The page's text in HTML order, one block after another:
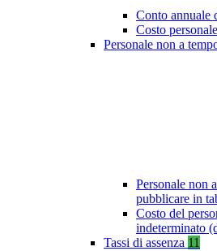
Conto annuale
Costo
Personale non a
Personale non
pubblicare in
Costo del
indeterminato
Tassi di assenza 11